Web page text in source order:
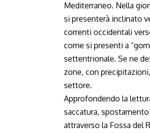
Mediterraneo. Nella
si presenterà inclinato
correnti occidentali
come si presenti a
settentrionale. Se ne
zone, con
settore.
Approfondendo la
saccatura,
attraverso la Fossa del